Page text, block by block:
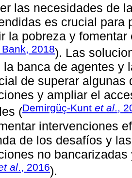
las necesidades de
es crucial para
la pobreza y
2018). Las
la banca de agentes y
de superar algunas
y ampliar el
(Demirgüç-Kunt et al.,
intervenciones
de los desafíos y
no
al ., 2016).